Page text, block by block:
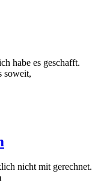
habe es geschafft.
soweit,
nicht mit gerechnet.